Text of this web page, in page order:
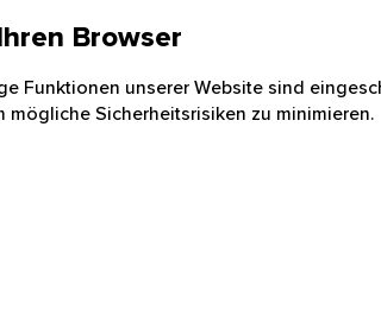
Browser
Funktionen unserer Website sind
mögliche Sicherheitsrisiken zu minimieren.